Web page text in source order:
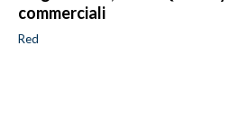
commerciali
Red